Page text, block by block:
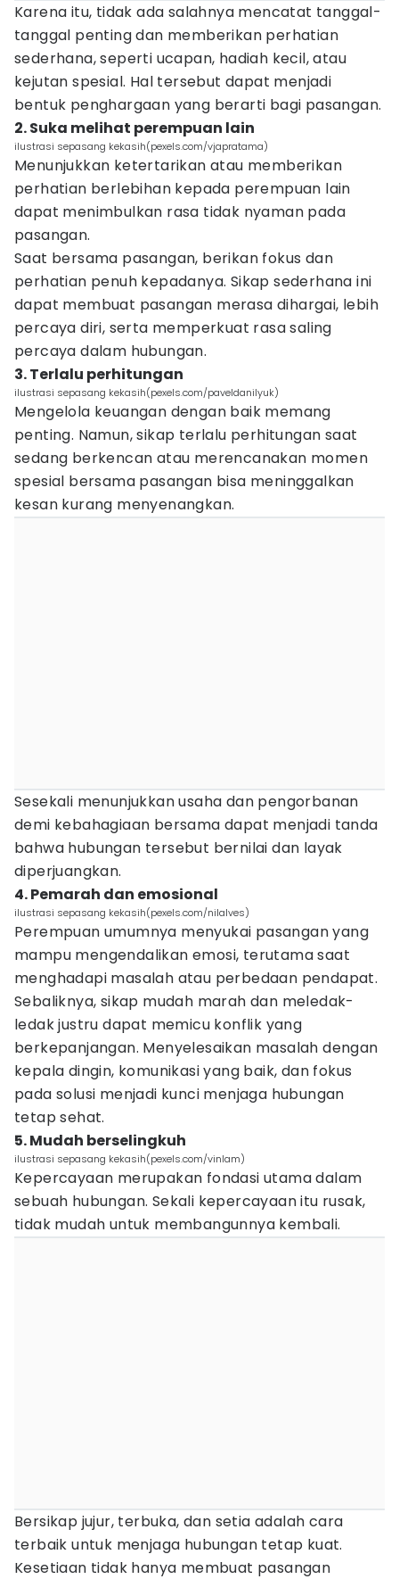
Karena itu, tidak ada salahnya mencatat tanggal-
tanggal penting dan memberikan perhatian
sederhana, seperti ucapan, hadiah kecil, atau
kejutan spesial. Hal tersebut dapat menjadi
bentuk penghargaan yang berarti bagi pasangan.
2. Suka melihat perempuan lain
ilustrasi sepasang kekasih(pexels.com/vjapratama)
Menunjukkan ketertarikan atau memberikan
perhatian berlebihan kepada perempuan lain
dapat menimbulkan rasa tidak nyaman pada
pasangan.
Saat bersama pasangan, berikan fokus dan
perhatian penuh kepadanya. Sikap sederhana ini
dapat membuat pasangan merasa dihargai, lebih
percaya diri, serta memperkuat rasa saling
percaya dalam hubungan.
3. Terlalu perhitungan
ilustrasi sepasang kekasih(pexels.com/paveldanilyuk)
Mengelola keuangan dengan baik memang
penting. Namun, sikap terlalu perhitungan saat
sedang berkencan atau merencanakan momen
spesial bersama pasangan bisa meninggalkan
kesan kurang menyenangkan.
Sesekali menunjukkan usaha dan pengorbanan
demi kebahagiaan bersama dapat menjadi tanda
bahwa hubungan tersebut bernilai dan layak
diperjuangkan.
4. Pemarah dan emosional
ilustrasi sepasang kekasih(pexels.com/nilalves)
Perempuan umumnya menyukai pasangan yang
mampu mengendalikan emosi, terutama saat
menghadapi masalah atau perbedaan pendapat.
Sebaliknya, sikap mudah marah dan meledak-
ledak justru dapat memicu konflik yang
berkepanjangan. Menyelesaikan masalah dengan
kepala dingin, komunikasi yang baik, dan fokus
pada solusi menjadi kunci menjaga hubungan
tetap sehat.
5. Mudah berselingkuh
ilustrasi sepasang kekasih(pexels.com/vinlam)
Kepercayaan merupakan fondasi utama dalam
sebuah hubungan. Sekali kepercayaan itu rusak,
tidak mudah untuk membangunnya kembali.
Bersikap jujur, terbuka, dan setia adalah cara
terbaik untuk menjaga hubungan tetap kuat.
Kesetiaan tidak hanya membuat pasangan